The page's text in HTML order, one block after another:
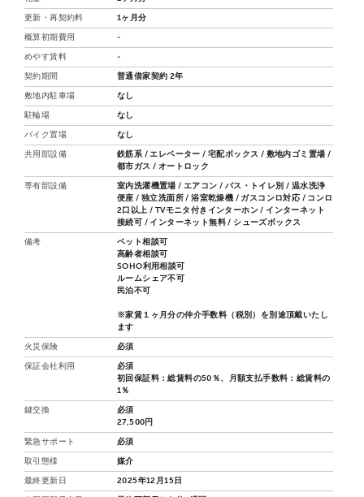
更新・再契約料 1ヶ月分
概算初期費用 -
めやす賃料 -
契約期間 普通借家契約 2年
敷地内駐車場 なし
駐輪場 なし
バイク置場 なし
共用部設備
鉄筋系 / エレベーター / 宅配ボックス / 敷地内ゴミ置場 /
都市ガス / オートロック
専有部設備
室内洗濯機置場 / エアコン / バス・トイレ別 / 温水洗浄
便座 / 独立洗面所 / 浴室乾燥機 / ガスコンロ対応 / コンロ
2口以上 / TVモニタ付きインターホン / インターネット
接続可 / インターネット無料 / シューズボックス
備考
ペット相談可
高齢者相談可
SOHO利用相談可
ルームシェア不可
民泊不可
※家賃１ヶ月分の仲介手数料（税別）を別途頂戴いたし
ます
火災保険 必須
保証会社利用
必須
初回保証料：総賃料の50％、月額支払手数料：総賃料の
1％
鍵交換
必須
27,500円
緊急サポート 必須
取引態様 媒介
最終更新日 2025年12月15日